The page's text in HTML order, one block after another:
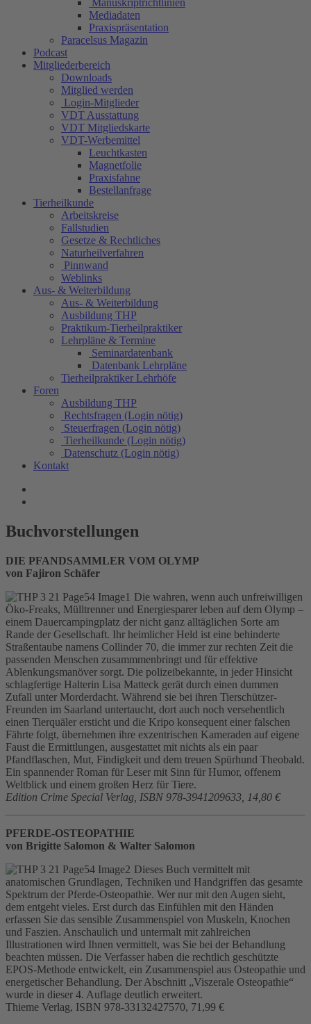
Manuskriptrichtlinien
Mediadaten
Praxispräsentation
Paracelsus Magazin
Podcast
Mitgliederbereich
Downloads
Mitglied werden
Login-Mitglieder
VDT Ausstattung
VDT Mitgliedskarte
VDT-Werbemittel
Leuchtkasten
Magnetfolie
Praxisfahne
Bestellanfrage
Tierheilkunde
Arbeitskreise
Fallstudien
Gesetze & Rechtliches
Naturheilverfahren
Pinnwand
Weblinks
Aus- & Weiterbildung
Aus- & Weiterbildung
Ausbildung THP
Praktikum-Tierheilpraktiker
Lehrpläne & Termine
Seminardatenbank
Datenbank Lehrpläne
Tierheilpraktiker Lehrhöfe
Foren
Ausbildung THP
Rechtsfragen (Login nötig)
Steuerfragen (Login nötig)
Tierheilkunde (Login nötig)
Datenschutz (Login nötig)
Kontakt
Buchvorstellungen
DIE PFANDSAMMLER VOM OLYMP
von Fajiron Schäfer
Die wahren, wenn auch unfreiwilligen
Öko-Freaks, Mülltrenner und Energiesparer leben auf dem Olymp –
einem Dauercampingplatz der nicht ganz alltäglichen Sorte am
Rande der Gesellschaft. Ihr heimlicher Held ist eine behinderte
Straßentaube namens Collinder 70, die immer zur rechten Zeit die
passenden Menschen zusammmenbringt und für effektive
Ablenkungsmanöver sorgt. Die polizeibekannte, in jeder Hinsicht
schlagfertige Halterin Lisa Matteck gerät durch einen dummen
Zufall unter Morderdacht. Während sie bei ihren Tierschützer-
Freunden im Saarland untertaucht, dort auch noch versehentlich
einen Tierquäler ersticht und die Kripo konsequent einer falschen
Fährte folgt, übernehmen ihre exzentrischen Kameraden auf eigene
Faust die Ermittlungen, ausgestattet mit nichts als ein paar
Pfandflaschen, Mut, Findigkeit und dem treuen Spürhund Theobald.
Ein spannender Roman für Leser mit Sinn für Humor, offenem
Weltblick und einem großen Herz für Tiere.
Edition Crime Special Verlag, ISBN 978-3941209633, 14,80 €
PFERDE-OSTEOPATHIE
von Brigitte Salomon & Walter Salomon
Dieses Buch vermittelt mit
anatomischen Grundlagen, Techniken und Handgriffen das gesamte
Spektrum der Pferde-Osteopathie. Wer nur mit den Augen sieht,
dem entgeht vieles. Erst durch das Einfühlen mit den Händen
erfassen Sie das sensible Zusammenspiel von Muskeln, Knochen
und Faszien. Anschaulich und untermalt mit zahlreichen
Illustrationen wird Ihnen vermittelt, was Sie bei der Behandlung
beachten müssen. Die Verfasser haben die rechtlich geschützte
EPOS-Methode entwickelt, ein Zusammenspiel aus Osteopathie und
energetischer Behandlung. Der Abschnitt „Viszerale Osteopathie“
wurde in dieser 4. Auflage deutlich erweitert.
Thieme Verlag, ISBN 978-33132427570, 71,99 €